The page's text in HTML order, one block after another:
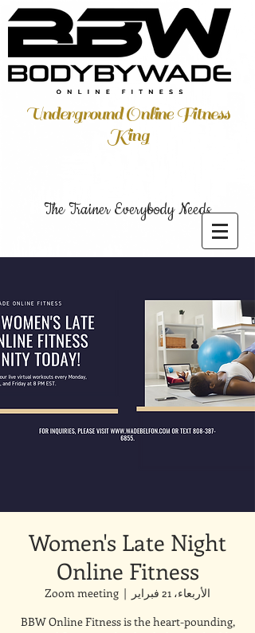
Underground Online Fitness
King
The Trainer Everybody Needs
Women's Late Night
Online Fitness
الأربعاء، 21 فبراير
  |
Zoom meeting
BBW Online Fitness is the heart-pounding,